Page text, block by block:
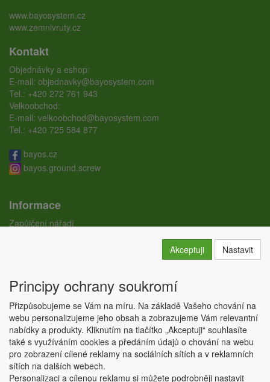
www.bayosystem.cz
www.zemnivruty.cz
Kontakt
Objednávky a eshop:
E-mail: objednavky@bayosystem.com
Tel.: +420 272 761 943
Velkoobchod:
E-mail: velkoobchod@bayosystem.com
Tel.: +420 725 584 877
bayos.cz
bayos.ground.screw
Informace
Zapůjčení nářadí
GDPR
Kontakty
Nastavení soukromí
Copyright © ABRA Software a.s. 2026,powered by ABRA E-shop
Akceptuji Nastavit
Principy ochrany soukromí
Přizpůsobujeme se Vám na míru. Na základě Vašeho chování na
webu personalizujeme jeho obsah a zobrazujeme Vám relevantní
nabídky a produkty. Kliknutím na tlačítko „Akceptuji“ souhlasíte
také s využíváním cookies a předáním údajů o chování na webu
pro zobrazení cílené reklamy na sociálních sítích a v reklamních
sítích na dalších webech.
Personalizaci a cílenou reklamu si můžete podrobněji nastavit